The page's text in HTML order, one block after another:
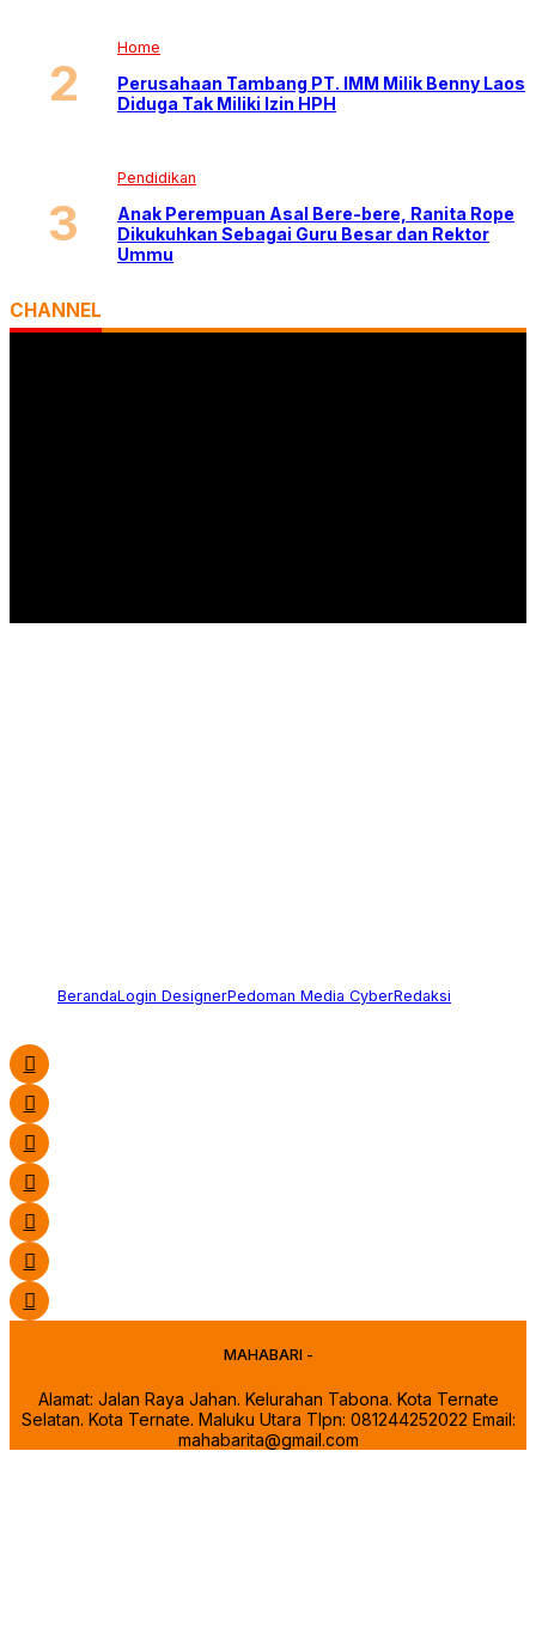
Home
Perusahaan Tambang PT. IMM Milik Benny Laos
Diduga Tak Miliki Izin HPH
Pendidikan
Anak Perempuan Asal Bere-bere, Ranita Rope
Dikukuhkan Sebagai Guru Besar dan Rektor
Ummu
CHANNEL
BerandaLogin DesignerPedoman Media CyberRedaksi
MAHABARI -
Alamat: Jalan Raya Jahan. Kelurahan Tabona. Kota Ternate
Selatan. Kota Ternate. Maluku Utara Tlpn: 081244252022 Email:
mahabarita@gmail.com